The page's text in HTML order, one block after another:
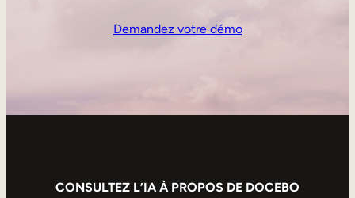
Demandez votre démo
CONSULTEZ L’IA À PROPOS DE DOCEBO